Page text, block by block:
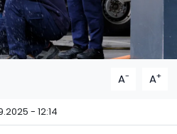
A- A+
- 12:14